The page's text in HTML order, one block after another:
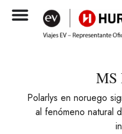
MS
Polarlys en noruego
al fenómeno natural